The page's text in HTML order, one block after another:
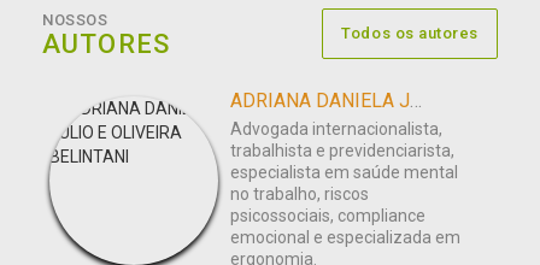
NOSSOS
AUTORES Todos os autores
ADRIANA DANIELA JÚLIO E OLIVEIRA BELINTANI
Advogada internacionalista,
trabalhista e previdenciarista,
especialista em saúde mental
no trabalho, riscos
psicossociais, compliance
emocional e especializada em
ergonomia.